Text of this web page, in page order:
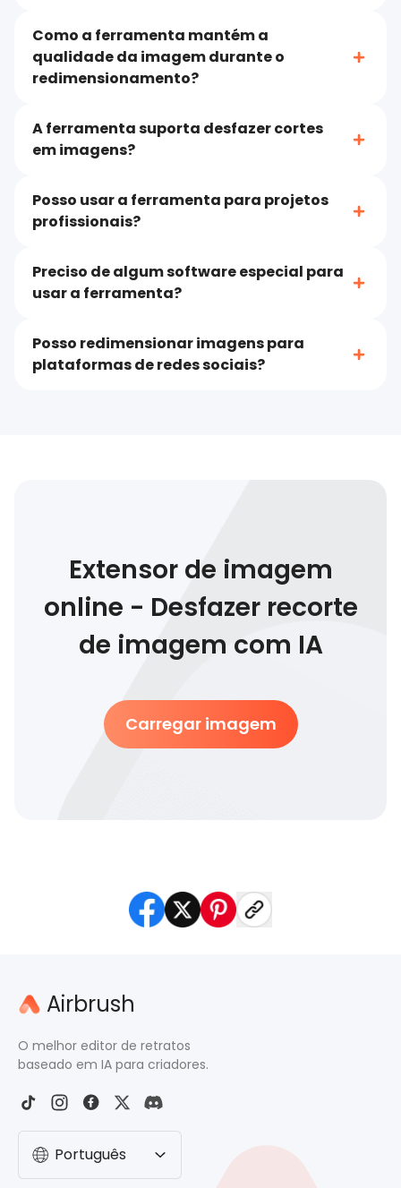
Como a ferramenta mantém a
qualidade da imagem durante o
redimensionamento?
A ferramenta suporta desfazer cortes
em imagens?
Posso usar a ferramenta para projetos
profissionais?
Preciso de algum software especial para
usar a ferramenta?
Posso redimensionar imagens para
plataformas de redes sociais?
Extensor de imagem
online - Desfazer recorte
de imagem com IA
Carregar imagem
Airbrush
O melhor editor de retratos
baseado em IA para criadores.
Português